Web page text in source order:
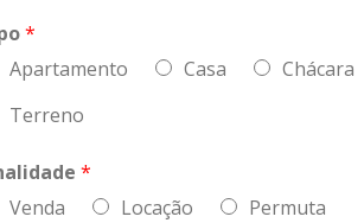
*
Apartamento
Casa Chácara
Terreno
*
Venda
Locação Permuta